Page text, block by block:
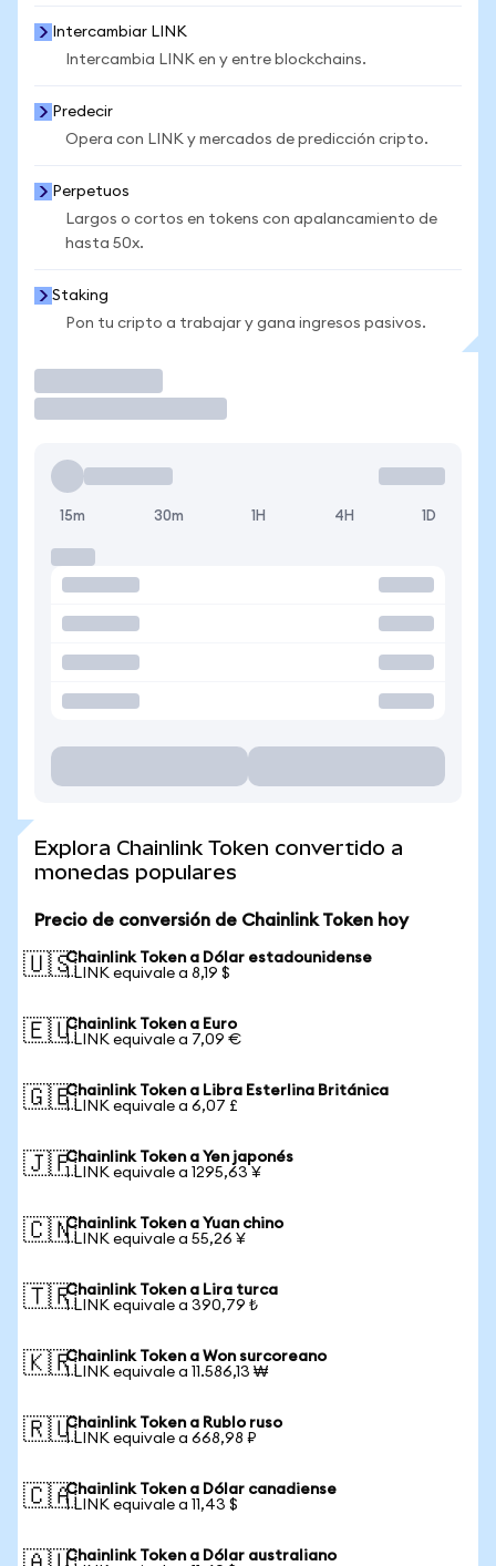
Intercambiar LINK
Intercambia LINK en y entre blockchains.
Predecir
Opera con LINK y mercados de predicción cripto.
Perpetuos
Largos o cortos en tokens con apalancamiento de
hasta 50x.
Staking
Pon tu cripto a trabajar y gana ingresos pasivos.
15m 30m 1H 4H 1D
Explora Chainlink Token convertido a
monedas populares
Precio de conversión de Chainlink Token hoy
🇺🇸Chainlink Token a Dólar estadounidense
1 LINK equivale a 8,19 $
🇪🇺Chainlink Token a Euro
1 LINK equivale a 7,09 €
🇬🇧Chainlink Token a Libra Esterlina Británica
1 LINK equivale a 6,07 £
🇯🇵Chainlink Token a Yen japonés
1 LINK equivale a 1295,63 ¥
🇨🇳Chainlink Token a Yuan chino
1 LINK equivale a 55,26 ¥
🇹🇷Chainlink Token a Lira turca
1 LINK equivale a 390,79 ₺
🇰🇷Chainlink Token a Won surcoreano
1 LINK equivale a 11.586,13 ₩
🇷🇺Chainlink Token a Rublo ruso
1 LINK equivale a 668,98 ₽
🇨🇦Chainlink Token a Dólar canadiense
1 LINK equivale a 11,43 $
Chainlink Token a Dólar australiano